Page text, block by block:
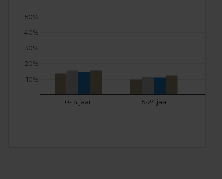
0-14 jaar 15-24 jaar
10%
20%
30%
40%
50%